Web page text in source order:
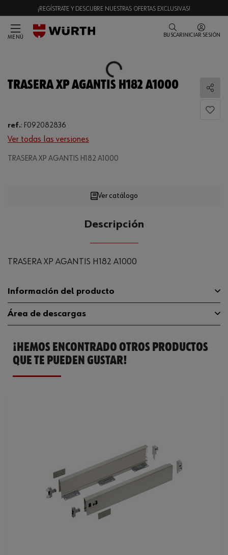
¡REGÍSTRATE Y DESCUBRE NUESTRAS OFERTAS EXCLUSIVAS!
MENÚ BUSCAR INICIAR SESIÓN
Loading...
TRASERA XP AGANTIS H182 A1000
ref.: F092082836
Ver todas las versiones
TRASERA XP AGANTIS H182 A1000
Loading...
Ver catálogo
Descripción
TRASERA XP AGANTIS H182 A1000
Información del producto
Peso del producto (por artículo) 1.000 g
Área de descargas
Catálogo General F092082836
¡HEMOS ENCONTRADO OTROS PRODUCTOS
QUE TE PUEDEN GUSTAR!